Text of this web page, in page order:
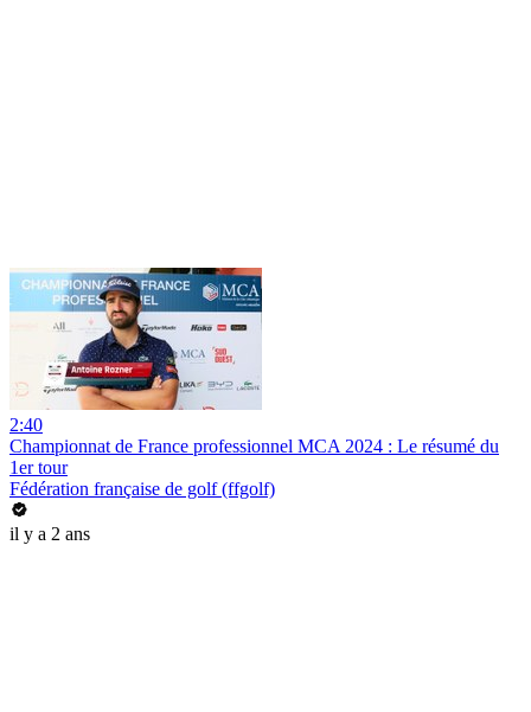
2:40
Championnat de France professionnel MCA 2024 : Le résumé du
1er tour
Fédération française de golf (ffgolf)
il y a 2 ans